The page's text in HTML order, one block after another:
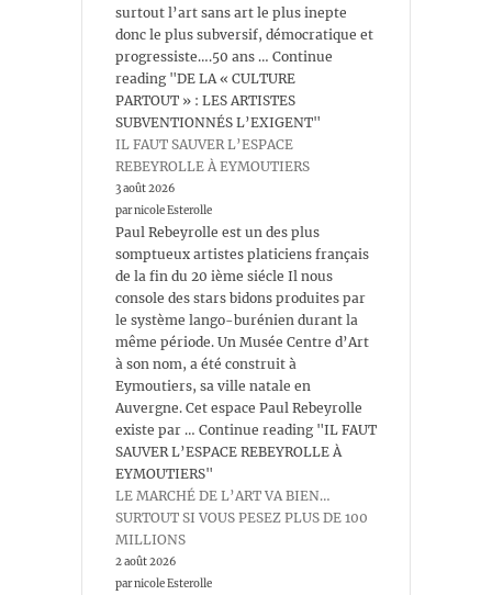
surtout l’art sans art le plus inepte
donc le plus subversif, démocratique et
progressiste….50 ans … Continue
reading "DE LA « CULTURE
PARTOUT » : LES ARTISTES
SUBVENTIONNÉS L’EXIGENT"
IL FAUT SAUVER L’ESPACE
REBEYROLLE À EYMOUTIERS
3 août 2026
par nicole Esterolle
Paul Rebeyrolle est un des plus
somptueux artistes platiciens français
de la fin du 20 ième siécle Il nous
console des stars bidons produites par
le système lango-burénien durant la
même période. Un Musée Centre d’Art
à son nom, a été construit à
Eymoutiers, sa ville natale en
Auvergne. Cet espace Paul Rebeyrolle
existe par … Continue reading "IL FAUT
SAUVER L’ESPACE REBEYROLLE À
EYMOUTIERS"
LE MARCHÉ DE L’ART VA BIEN…
SURTOUT SI VOUS PESEZ PLUS DE 100
MILLIONS
2 août 2026
par nicole Esterolle